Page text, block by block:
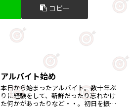
コピー
アルバイト始め
本日から始まったアルバイト。数十年ぶ
りに経験をして、新鮮だったり忘れかけ
た何かがあったりなど・・。初日を振り